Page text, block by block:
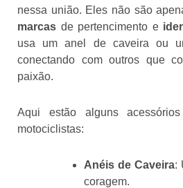
nessa união. Eles não são
marcas de pertencimento e
usa um anel de caveira ou
conectando com outros que
paixão.
Aqui estão alguns
motociclistas:
Anéis de Caveira:
coragem.